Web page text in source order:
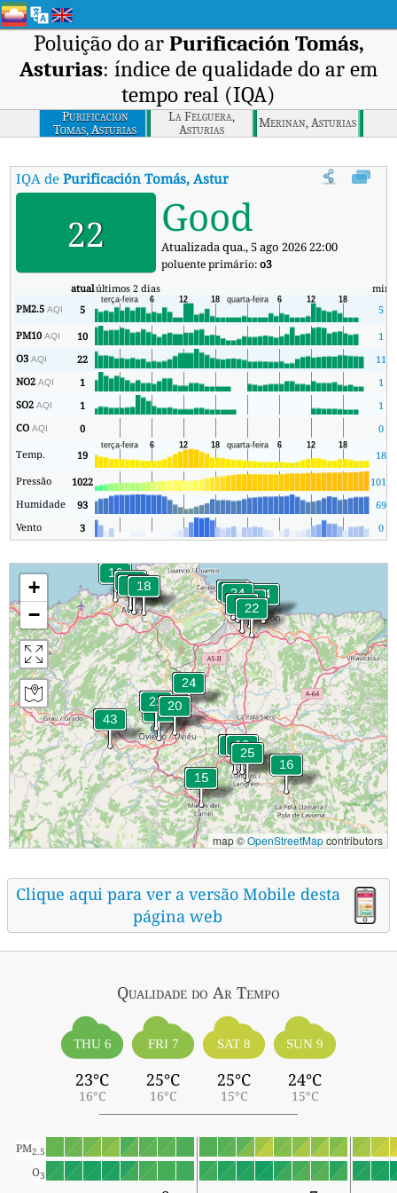
Poluição do ar Purificación Tomás,
Asturias: índice de qualidade do ar em
tempo real (IQA)
Purificacion
Tomas, Asturias
La Felguera,
Asturias
Merinan, Asturias
IQA dePurificación Tomás, Asturias Índice de Qualidade do Ar
22 Good
Atualizada qua., 5 ago 2026 22:00
poluente primário:o3
atualúltimos 2 dias min
PM2.5AQI 5
5
PM10AQI 10
1
O3AQI 22
11
NO2AQI 1
1
SO2AQI 1
1
COAQI 0
0
Temp.
19
18
Pressão
1022 1011
Humidade
93
69
Vento
3 0
+
−
map ©OpenStreetMapcontributors
Clique aqui para ver a versão Mobile desta
página web
Qualidade do Ar Tempo
THU 6
23°C
16°C
FRI 7
25°C
16°C
SAT 8
25°C
15°C
SUN 9
24°C
15°C
PM2.5
O3